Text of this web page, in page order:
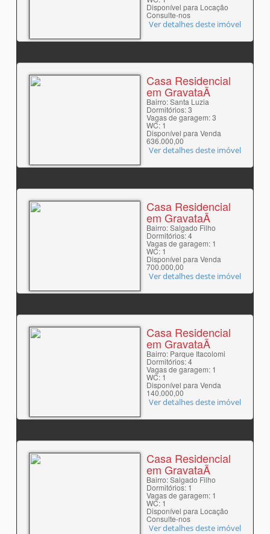
Disponível para Locação
Consulte-nos
Ver detalhes deste imóvel
Casa Residencial
em GravataÃ­
Bairro: Santa Luzia
Dormitórios: 3
Vagas de garagem: 3
WC: 1
Disponível para Venda
636.000,00
Ver detalhes deste imóvel
Casa Residencial
em GravataÃ­
Bairro: Salgado Filho
Dormitórios: 4
Vagas de garagem: 1
WC: 1
Disponível para Venda
700.000,00
Ver detalhes deste imóvel
Casa Residencial
em GravataÃ­
Bairro: Parque Itacolomi
Dormitórios: 4
Vagas de garagem: 1
WC: 1
Disponível para Venda
140.000,00
Ver detalhes deste imóvel
Casa Residencial
em GravataÃ­
Bairro: Salgado Filho
Dormitórios: 1
Vagas de garagem: 1
WC: 1
Disponível para Locação
Consulte-nos
Ver detalhes deste imóvel